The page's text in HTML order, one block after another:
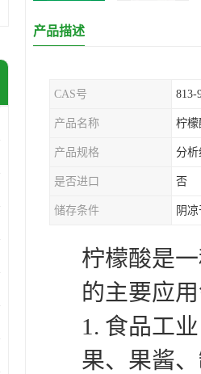
产品描述
CAS号 813-
产品名称 柠檬
产品规格 分析
是否进口 否
储存条件 阴
柠檬酸是
的主要应
1. 食品工
果、果酱